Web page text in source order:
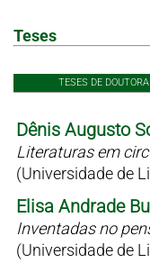
Teses
TESES DE
Dênis Augusto
Literaturas em
(Universidade de
Elisa Andrade
Inventadas no
(Universidade de